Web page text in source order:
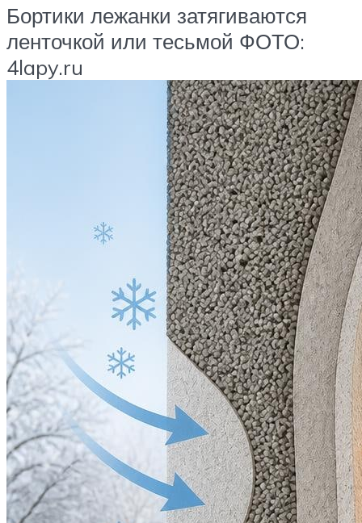
Бортики лежанки затягиваются
ленточкой или тесьмой ФОТО:
4lapy.ru